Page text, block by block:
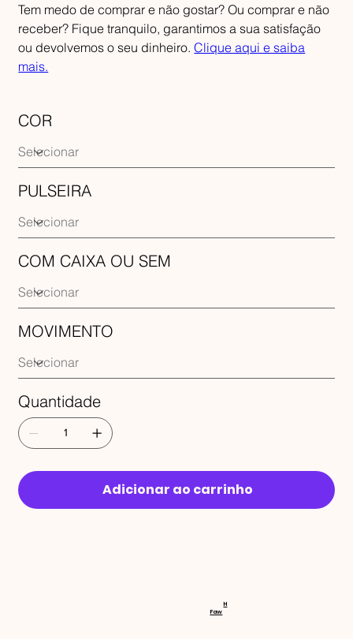
Tem medo de comprar e não gostar? Ou comprar e não
receber? Fique tranquilo, garantimos a sua satisfação
ou devolvemos o seu dinheiro.Clique aqui e saiba
mais.
COR
PULSEIRA
COM CAIXA OU SEM
MOVIMENTO
Quantidade
Adicionar ao carrinho
RECEBA
Faw
H